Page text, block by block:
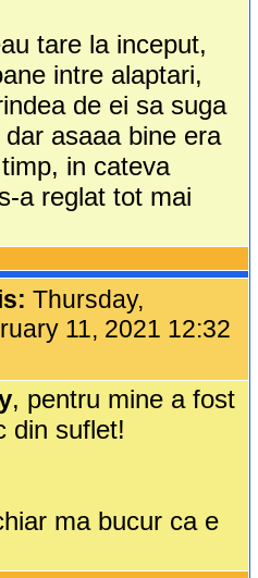
tare la inceput,
intre alaptari,
de ei sa suga
asaaa bine era
in cateva
a reglat tot mai
Thursday,
11, 2021 12:32
, pentru mine a fost
din suflet!
ma bucur ca e